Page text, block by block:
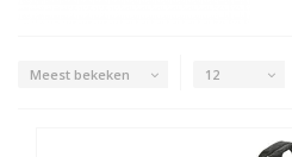
Meest bekeken 12